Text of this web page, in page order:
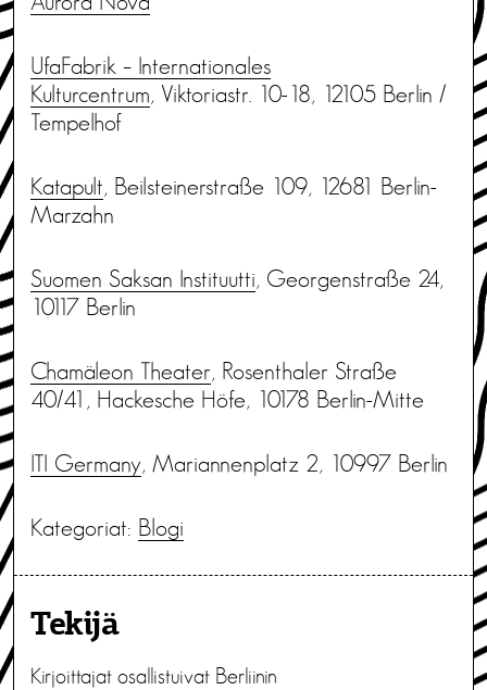
UfaFabrik – Internationales
Kulturcentrum, Viktoriastr. 10-18, 12105 Berlin /
Tempelhof
Katapult, Beilsteinerstraße 109, 12681 Berlin-
Marzahn
Suomen Saksan Instituutti, Georgenstraße 24,
10117 Berlin
Chamäleon Theater, Rosenthaler Straße
40/41, Hackesche Höfe, 10178 Berlin-Mitte
ITI Germany, Mariannenplatz 2, 10997 Berlin
Kategoriat: Blogi
Tekijä
Kirjoittajat osallistuivat Berliinin